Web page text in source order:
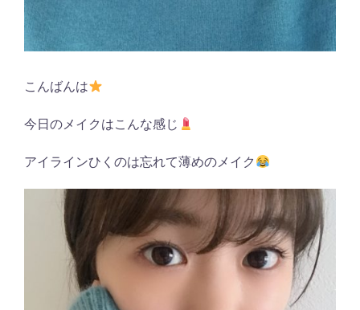
こんばんは
今日のメイクはこんな感じ
アイラインひくのは忘れて薄めのメイク